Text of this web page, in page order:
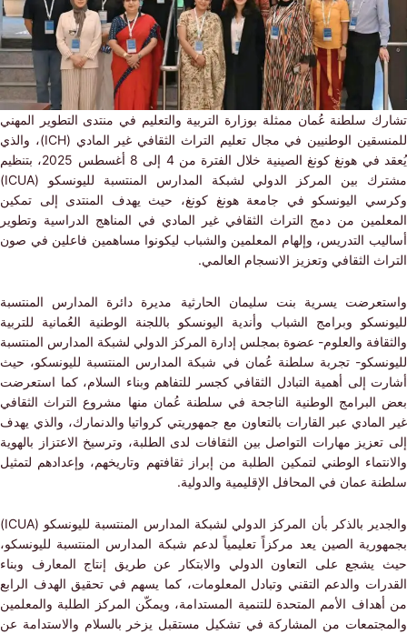
سلطنة عُمان ممثلة بوزارة التربية والتعليم في منتدى التطوير المهني
الوطنيين في مجال تعليم التراث الثقافي غير المادي (ICH)، والذي
يُعقد في هونغ كونغ الصينية خلال الفترة من 4 إلى 8 أغسطس 2025، بتنظيم
بين المركز الدولي لشبكة المدارس المنتسبة لليونسكو (ICUA
)
اليونسكو في جامعة هونغ كونغ، حيث يهدف المنتدى إلى تمكين
من دمج التراث الثقافي غير المادي في المناهج الدراسية وتطوير
التدريس، وإلهام المعلمين والشباب ليكونوا مساهمين فاعلين في صون
الثقافي وتعزيز الانسجام العالمي.
يسرية بنت سليمان الحارثية مديرة دائرة المدارس المنتسبة
وبرامج الشباب وأندية اليونسكو باللجنة الوطنية العُمانية للتربية
والعلوم- عضوة بمجلس إدارة المركز الدولي لشبكة المدارس المنتسبة
تجربة سلطنة عُمان في شبكة المدارس المنتسبة لليونسكو، حيث
إلى أهمية التبادل الثقافي كجسر للتفاهم وبناء السلام، كما استعرضت
الوطنية الناجحة في سلطنة عُمان منها مشروع التراث الثقافي
عبر القارات بالتعاون مع جمهوريتي كرواتيا والدنمارك، والذي يهدف
مهارات التواصل بين الثقافات لدى الطلبة، وترسيخ الاعتزاز بالهوية
الوطني لتمكين الطلبة من إبراز ثقافتهم وتاريخهم، وإعدادهم لتمثيل
عمان في المحافل الإقليمية والدولية.
بالذكر بأن المركز الدولي لشبكة المدارس المنتسبة لليونسكو (ICUA
)
الصين يعد مركزاً تعليمياً لدعم شبكة المدارس المنتسبة لليونسكو،
على التعاون الدولي والابتكار عن طريق إنتاج المعارف وبناء
والدعم التقني وتبادل المعلومات، كما يسهم في تحقيق الهدف الرابع
الأمم المتحدة للتنمية المستدامة، ويمكّن المركز الطلبة والمعلمين
من المشاركة في تشكيل مستقبل يزخر بالسلام والاستدامة عن